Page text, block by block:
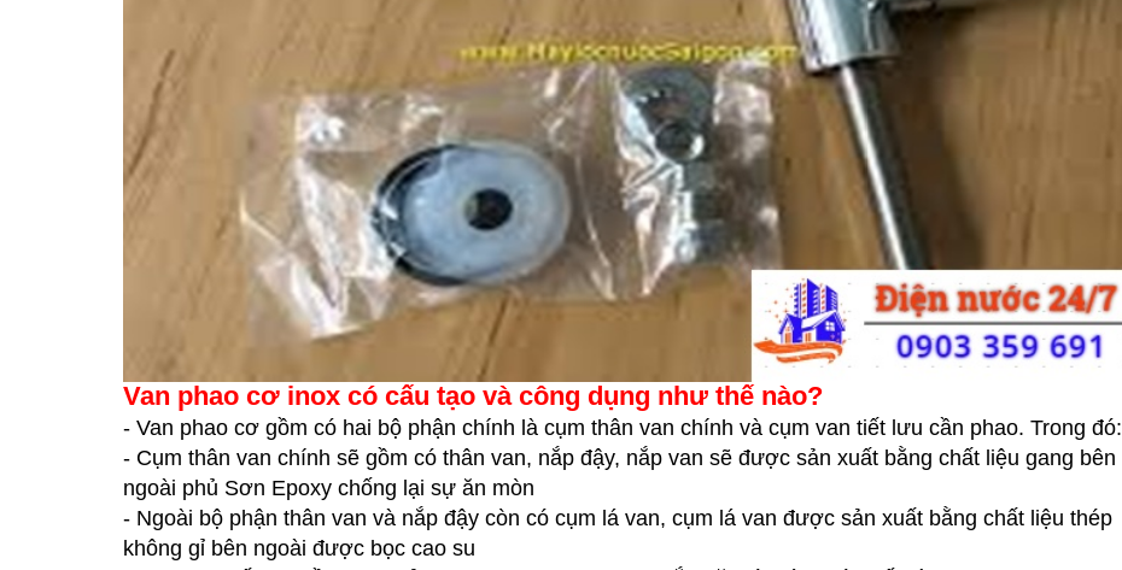
Van phao cơ inox có cấu tạo và công dụng như thế nào?
- Van phao cơ gồm có hai bộ phận chính là cụm thân van chính và cụm van tiết lưu cần phao. Trong đó:
- Cụm thân van chính sẽ gồm có thân van, nắp đậy, nắp van sẽ được sản xuất bằng chất liệu gang bên
ngoài phủ Sơn Epoxy chống lại sự ăn mòn
- Ngoài bộ phận thân van và nắp đậy còn có cụm lá van, cụm lá van được sản xuất bằng chất liệu thép
không gỉ bên ngoài được bọc cao su